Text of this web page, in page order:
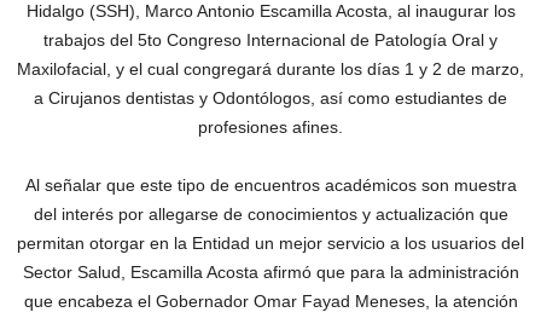
Hidalgo (SSH), Marco Antonio Escamilla Acosta, al inaugurar los
trabajos del 5to Congreso Internacional de Patología Oral y
Maxilofacial, y el cual congregará durante los días 1 y 2 de marzo,
a Cirujanos dentistas y Odontólogos, así como estudiantes de
profesiones afines.
Al señalar que este tipo de encuentros académicos son muestra
del interés por allegarse de conocimientos y actualización que
permitan otorgar en la Entidad un mejor servicio a los usuarios del
Sector Salud, Escamilla Acosta afirmó que para la administración
que encabeza el Gobernador Omar Fayad Meneses, la atención